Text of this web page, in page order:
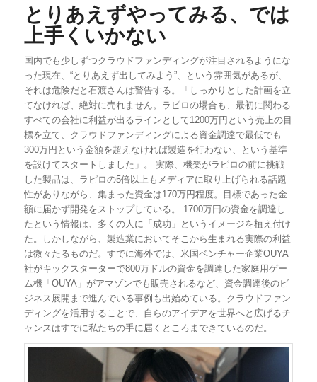
とりあえずやってみる、では
上手くいかない
国内でも少しずつクラウドファンディングが注目されるようにな
った現在、“とりあえず出してみよう”、という雰囲気があるが、
それは危険だと石渡さんは警告する。「しっかりとした計画を立
てなければ、絶対に売れません。ラピロの場合も、最初に関わる
すべての会社に利益が出るラインとして1200万円という売上の目
標を立て、クラウドファンディングによる資金調達で最低でも
300万円という金額を超えなければ製造を行わない、という基準
を設けてスタートしました」。 実際、機楽がラピロの前に挑戦
した製品は、ラピロの5倍以上もメディアに取り上げられる話題
性がありながら、集まった資金は170万円程度。目標であった金
額に届かず開発をストップしている。 1700万円の資金を調達し
たという情報は、多くの人に「成功」というイメージを植え付け
た。しかしながら、製造業においてそこから生まれる実際の利益
は微々たるものだ。すでに海外では、米国ベンチャー企業OUYA
社がキックスターターで800万ドルの資金を調達した家庭用ゲー
ム機「OUYA」がアマゾンでも販売されるなど、資金調達後のビ
ジネス展開まで進んでいる事例も出始めている。クラウドファン
ディングを活用することで、自らのアイデアを世界へと広げるチ
ャンスはすでに私たちの手に届くところまできているのだ。